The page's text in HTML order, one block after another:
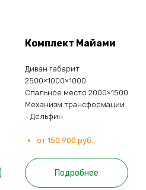
Комплект Майами
Диван габарит
2500×1000×1000
Спальное место 2000×1500
Механизм трансформации
- Дельфин
от 150 900 руб.
Подробнее